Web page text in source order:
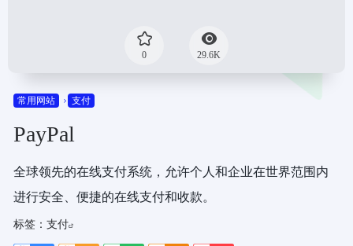
0 29.6K
常用网站 支付
PayPal
全球领先的在线支付系统，允许个人和企业在世界范围内
进行安全、便捷的在线支付和收款。
标签： 支付